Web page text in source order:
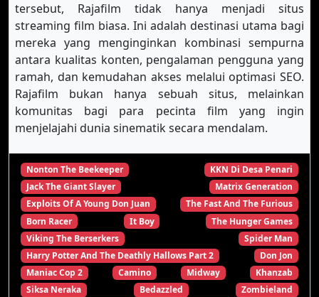
tersebut, Rajafilm tidak hanya menjadi situs
streaming film biasa. Ini adalah destinasi utama bagi
mereka yang menginginkan kombinasi sempurna
antara kualitas konten, pengalaman pengguna yang
ramah, dan kemudahan akses melalui optimasi SEO.
Rajafilm bukan hanya sebuah situs, melainkan
komunitas bagi para pecinta film yang ingin
menjelajahi dunia sinematik secara mendalam.
Nonton The Beekeeper
KKN Di Desa Penari
Jack The Giant Slayer
Matrix Generation
Exploits Of A Young Don Juan
The Fast And The Furious
Born Racer
It Boy
The Hunger Games
Viking The Berserkers
Spider Man
Harry Potter And The Deathly Hallows Part 2
Don Jon
Maniac Cop 2
Camino Midway
Khanzab
Siksa Neraka
Bedazzled
Zombieland